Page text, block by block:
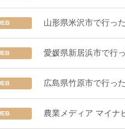
山形県米沢市で行っ
愛媛県新居浜市で行
広島県竹原市で行っ
農業メディア マイナ